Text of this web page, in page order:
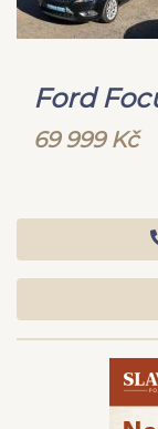
Ford
69 999 Kč